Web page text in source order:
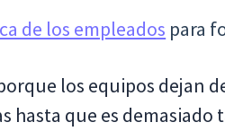
de los empleados para
los equipos dejan
hasta que es demasiado